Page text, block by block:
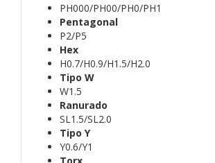
PH000/PH00/PH0/PH1
Pentagonal
P2/P5
Hex
H0.7/H0.9/H1.5/H2.0
Tipo W
W1.5
Ranurado
SL1.5/SL2.0
Tipo Y
Y0.6/Y1
Torx